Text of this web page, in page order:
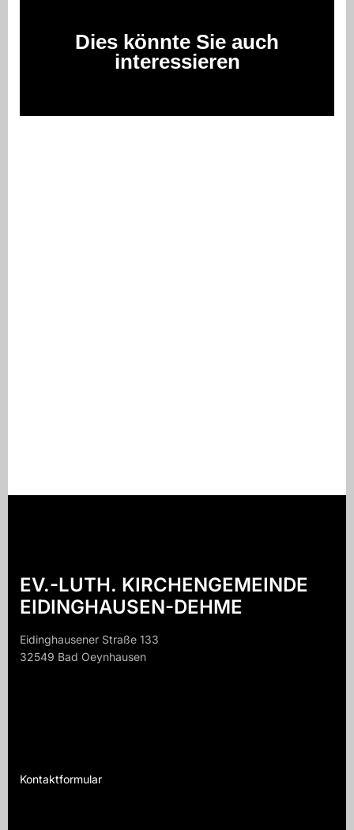
Dies könnte Sie auch
interessieren
EV.-LUTH. KIRCHENGEMEINDE
EIDINGHAUSEN-DEHME
Eidinghausener Straße 133
32549 Bad Oeynhausen
Kontaktformular